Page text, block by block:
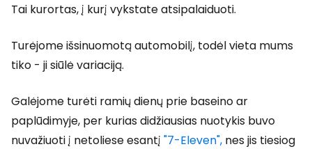
Tai kurortas, į kurį vykstate atsipalaiduoti.
Turėjome išsinuomotą automobilį, todėl vieta mums
tiko - ji siūlė variaciją.
Galėjome turėti ramių dienų prie baseino ar
paplūdimyje, per kurias didžiausias nuotykis buvo
nuvažiuoti į netoliese esantį "7-Eleven", nes jis tiesiog